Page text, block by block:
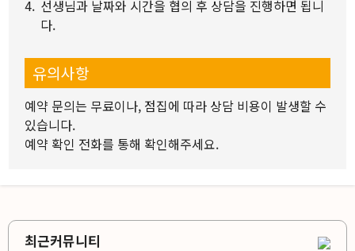
4. 선생님과 날짜와 시간을 협의 후 상담을 진행하면 됩니
다.
유의사항
예약 문의는 무료이나, 점집에 따라 상담 비용이 발생할 수
있습니다.
예약 확인 전화를 통해 확인해주세요.
최근커뮤니티